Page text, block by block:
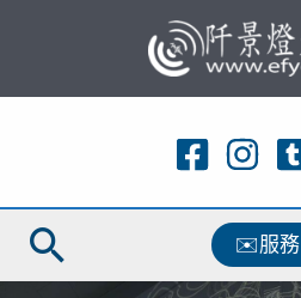
主
容
搜
✉️服務